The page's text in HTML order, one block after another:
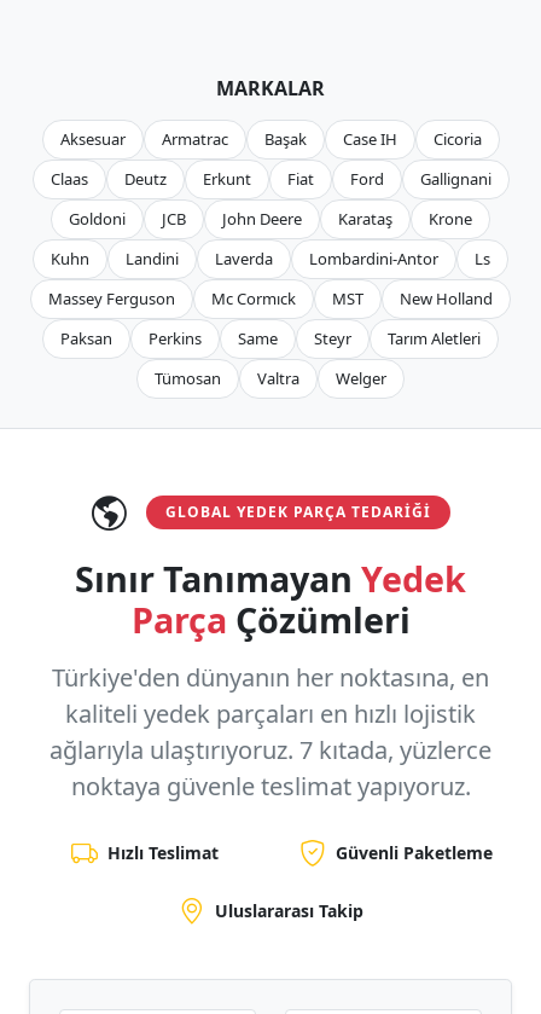
MARKALAR
Aksesuar Armatrac Başak Case IH
Cicoria
Claas
Deutz Erkunt Fiat Ford
Gallignani
Goldoni
JCB John Deere Karataş
Krone
Kuhn
Landini Laverda Lombardini-Antor
Ls
Massey Ferguson
Mc Cormıck MST
New Holland
Paksan
Perkins Same Steyr
Tarım Aletleri
Tümosan
Valtra Welger
GLOBAL YEDEK PARÇA TEDARIĞI
Sınır Tanımayan Yedek
Parça Çözümleri
Türkiye'den dünyanın her noktasına, en
kaliteli yedek parçaları en hızlı lojistik
ağlarıyla ulaştırıyoruz. 7 kıtada, yüzlerce
noktaya güvenle teslimat yapıyoruz.
Hızlı Teslimat Güvenli Paketleme
Uluslararası Takip